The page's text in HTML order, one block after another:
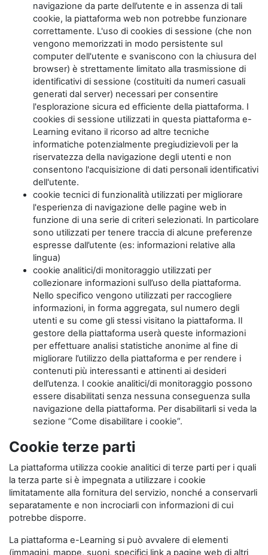
navigazione da parte dell’utente e in assenza di tali
cookie, la piattaforma web non potrebbe funzionare
correttamente. L'uso di cookies di sessione (che non
vengono memorizzati in modo persistente sul
computer dell'utente e svaniscono con la chiusura del
browser) è strettamente limitato alla trasmissione di
identificativi di sessione (costituiti da numeri casuali
generati dal server) necessari per consentire
l'esplorazione sicura ed efficiente della piattaforma. I
cookies di sessione utilizzati in questa piattaforma e-
Learning evitano il ricorso ad altre tecniche
informatiche potenzialmente pregiudizievoli per la
riservatezza della navigazione degli utenti e non
consentono l'acquisizione di dati personali identificativi
dell'utente.
cookie tecnici di funzionalità utilizzati per migliorare
l'esperienza di navigazione delle pagine web in
funzione di una serie di criteri selezionati. In particolare
sono utilizzati per tenere traccia di alcune preferenze
espresse dall’utente (es: informazioni relative alla
lingua)
cookie analitici/di monitoraggio utilizzati per
collezionare informazioni sull’uso della piattaforma.
Nello specifico vengono utilizzati per raccogliere
informazioni, in forma aggregata, sul numero degli
utenti e su come gli stessi visitano la piattaforma. Il
gestore della piattaforma userà queste informazioni
per effettuare analisi statistiche anonime al fine di
migliorare l’utilizzo della piattaforma e per rendere i
contenuti più interessanti e attinenti ai desideri
dell’utenza. I cookie analitici/di monitoraggio possono
essere disabilitati senza nessuna conseguenza sulla
navigazione della piattaforma. Per disabilitarli si veda la
sezione “Come disabilitare i cookie”.
Cookie terze parti
La piattaforma utilizza cookie analitici di terze parti per i quali
la terza parte si è impegnata a utilizzare i cookie
limitatamente alla fornitura del servizio, nonché a conservarli
separatamente e non incrociarli con informazioni di cui
potrebbe disporre.
La piattaforma e-Learning si può avvalere di elementi
(immagini, mappe, suoni, specifici link a pagine web di altri